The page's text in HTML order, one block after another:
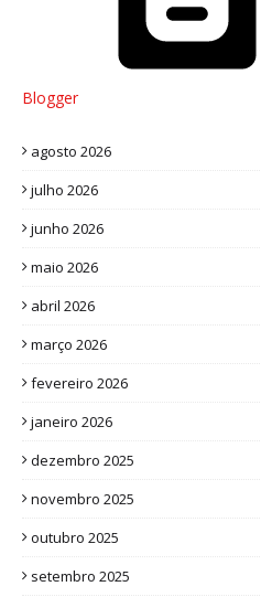
Blogger
agosto 2026
julho 2026
junho 2026
maio 2026
abril 2026
março 2026
fevereiro 2026
janeiro 2026
dezembro 2025
novembro 2025
outubro 2025
setembro 2025